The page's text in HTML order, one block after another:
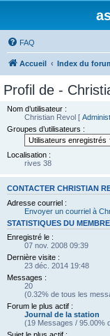
FAQ
Accueil Index du
Profil de -
Nom d’utilisateur :
Christian Revol [
Groupes d’utilisateurs :
Localisation :
rives 38
CONTACTER CHRISTIAN
Adresse courriel :
Envoyer un courriel à
STATISTIQUES DU MEMBRE
Enregistré le :
07 nov. 2008 09:39
Dernière visite :
23 déc. 2014 19:48
Messages :
20
(0.32% de tous les
Forum le plus actif :
Journal de la station
(19 Messages / 95.00%